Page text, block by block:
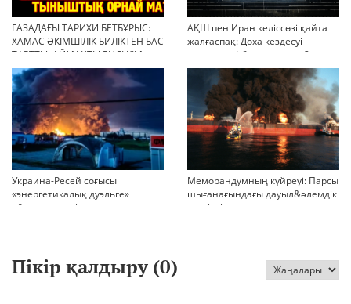
ГАЗАДАҒЫ ТАРИХИ БЕТБҰРЫС:
ХАМАС ӘКІМШІЛІК БИЛІКТЕН БАС
ТАРТТЫ. АЙМАҚТЫ ЕНДІ КІМ
БАСҚАРАДЫ?
АҚШ пен Иран келіссөзі қайта
жалғаспақ: Доха кездесуі
шиеленісті бәсеңдете ме?
Украина-Ресей соғысы
«энергетикалық дуэльге»
айналып кетті
Меморандумның күйреуі: Парсы
шығанағындағы дауыл&әлемдік
тәртіптің сын сағаты соғып тұр
Пікір қалдыру (0)